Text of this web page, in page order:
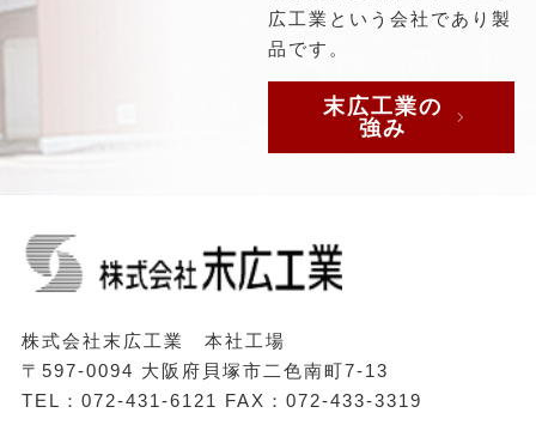
広工業という会社であり製
品です。
末広工業の
強み
株式会社末広工業 本社工場
〒597-0094 大阪府貝塚市二色南町7-13
TEL：072-431-6121 FAX：072-433-3319